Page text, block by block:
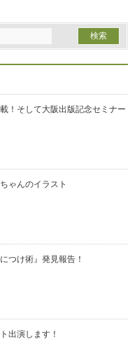
！そして大阪出版記念セミナー
ゃんのイラスト
つけ術』発見報告！
出演します！